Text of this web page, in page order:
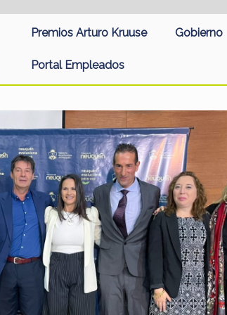
Premios Arturo Kruuse Gobierno
Portal Empleados